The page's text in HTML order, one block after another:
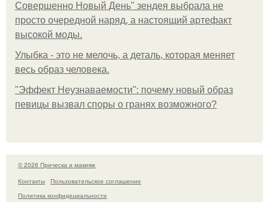
Совершенно Новый День" зендея выбрала не
просто очередной наряд, а настоящий артефакт
высокой моды.
Улыбка - это не мелочь, а деталь, которая меняет
весь образ человека.
"Эффект Неузнаваемости": почему новый образ
певицы вызвал споры о гранях возможного?
© 2026 Прическа и макияж
Контакты
Пользовательское соглашение
Политика конфидециальности